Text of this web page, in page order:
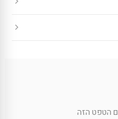
הטפט הזה